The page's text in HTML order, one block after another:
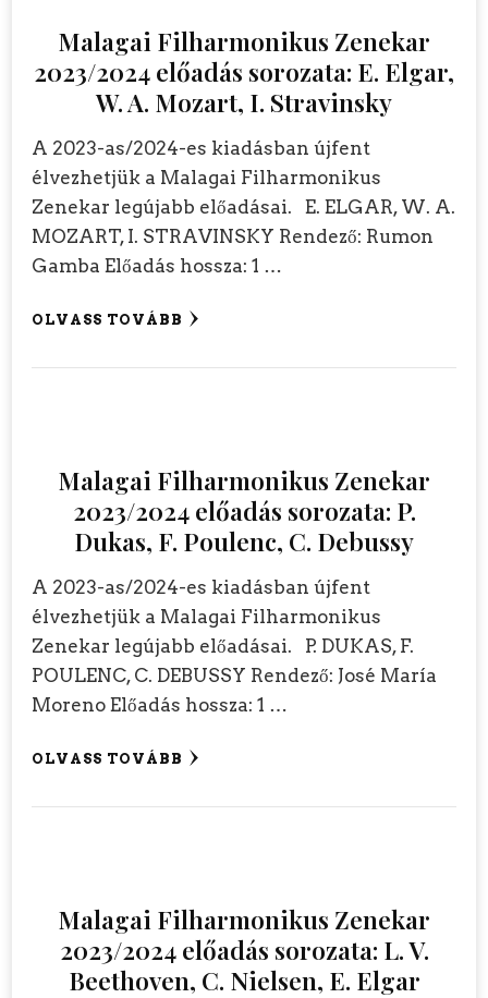
Malagai Filharmonikus Zenekar
2023/2024 előadás sorozata: E. Elgar,
W. A. Mozart, I. Stravinsky
A 2023-as/2024-es kiadásban újfent
élvezhetjük a Malagai Filharmonikus
Zenekar legújabb előadásai. E. ELGAR, W. A.
MOZART, I. STRAVINSKY Rendező: Rumon
Gamba Előadás hossza: 1 …
OLVASS TOVÁBB
Malagai Filharmonikus Zenekar
2023/2024 előadás sorozata: P.
Dukas, F. Poulenc, C. Debussy
A 2023-as/2024-es kiadásban újfent
élvezhetjük a Malagai Filharmonikus
Zenekar legújabb előadásai. P. DUKAS, F.
POULENC, C. DEBUSSY Rendező: José María
Moreno Előadás hossza: 1 …
OLVASS TOVÁBB
Malagai Filharmonikus Zenekar
2023/2024 előadás sorozata: L. V.
Beethoven, C. Nielsen, E. Elgar